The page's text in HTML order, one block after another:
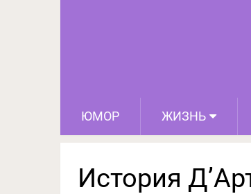
ЮМОР ЖИЗНЬ
История